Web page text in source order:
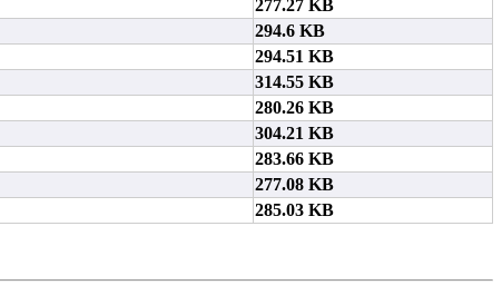
277.27 KB
294.6 KB
294.51 KB
314.55 KB
280.26 KB
304.21 KB
283.66 KB
277.08 KB
285.03 KB